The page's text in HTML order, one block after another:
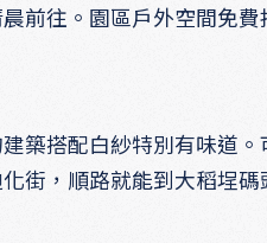
前往。園區戶外空間免費
築搭配白紗特別有味道
街，順路就能到大稻埕碼